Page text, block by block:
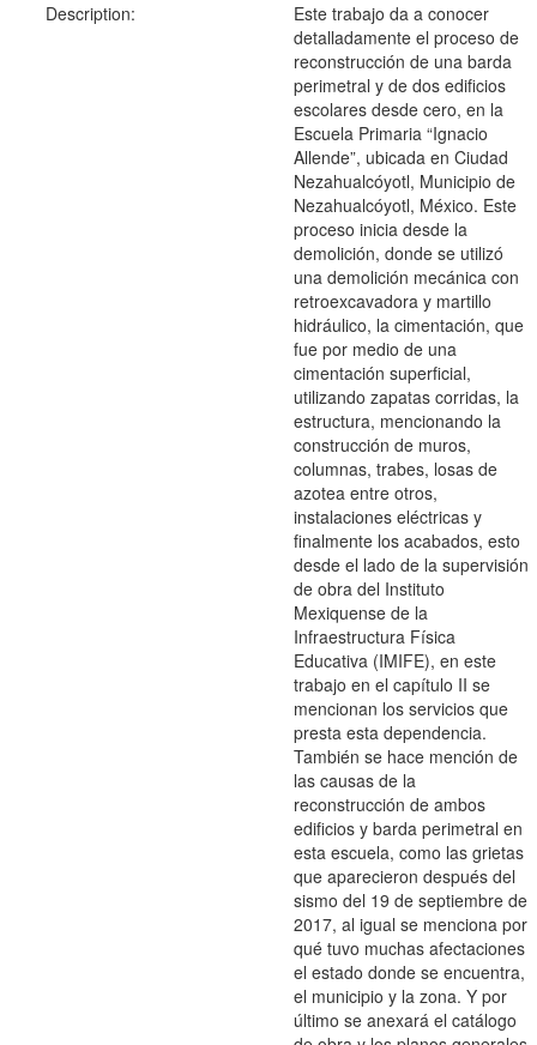
Description:
Este trabajo da a conocer
detalladamente el proceso de
reconstrucción de una barda
perimetral y de dos edificios
escolares desde cero, en la
Escuela Primaria “Ignacio
Allende”, ubicada en Ciudad
Nezahualcóyotl, Municipio de
Nezahualcóyotl, México. Este
proceso inicia desde la
demolición, donde se utilizó
una demolición mecánica con
retroexcavadora y martillo
hidráulico, la cimentación, que
fue por medio de una
cimentación superficial,
utilizando zapatas corridas, la
estructura, mencionando la
construcción de muros,
columnas, trabes, losas de
azotea entre otros,
instalaciones eléctricas y
finalmente los acabados, esto
desde el lado de la supervisión
de obra del Instituto
Mexiquense de la
Infraestructura Física
Educativa (IMIFE), en este
trabajo en el capítulo II se
mencionan los servicios que
presta esta dependencia.
También se hace mención de
las causas de la
reconstrucción de ambos
edificios y barda perimetral en
esta escuela, como las grietas
que aparecieron después del
sismo del 19 de septiembre de
2017, al igual se menciona por
qué tuvo muchas afectaciones
el estado donde se encuentra,
el municipio y la zona. Y por
último se anexará el catálogo